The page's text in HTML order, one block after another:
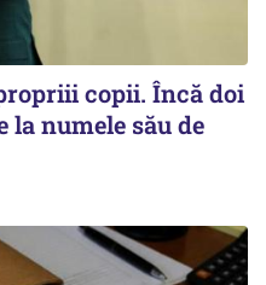
copii. Încă doi
la numele său de